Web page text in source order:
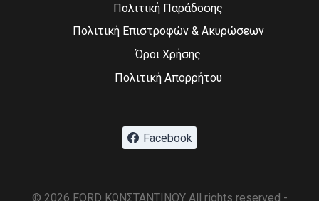
Πολιτική Παράδοσης
Πολιτική Επιστροφών & Ακυρώσεων
Όροι Χρήσης
Πολιτική Απορρήτου
Facebook
© 2026 FORD ΚΩΝΣΤΑΝΤΙΝΟΥ All rights reserved -